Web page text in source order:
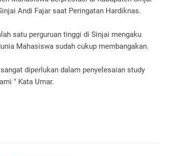
Andi Fajar saat Peringatan Hardiknas.
satu perguruan tinggi di Sinjai mengaku
Mahasiswa sudah cukup membangakan.
diperlukan dalam penyelesaian study
" Kata Umar.